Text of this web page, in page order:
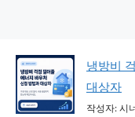
냉방비
대상자
작성자: 시